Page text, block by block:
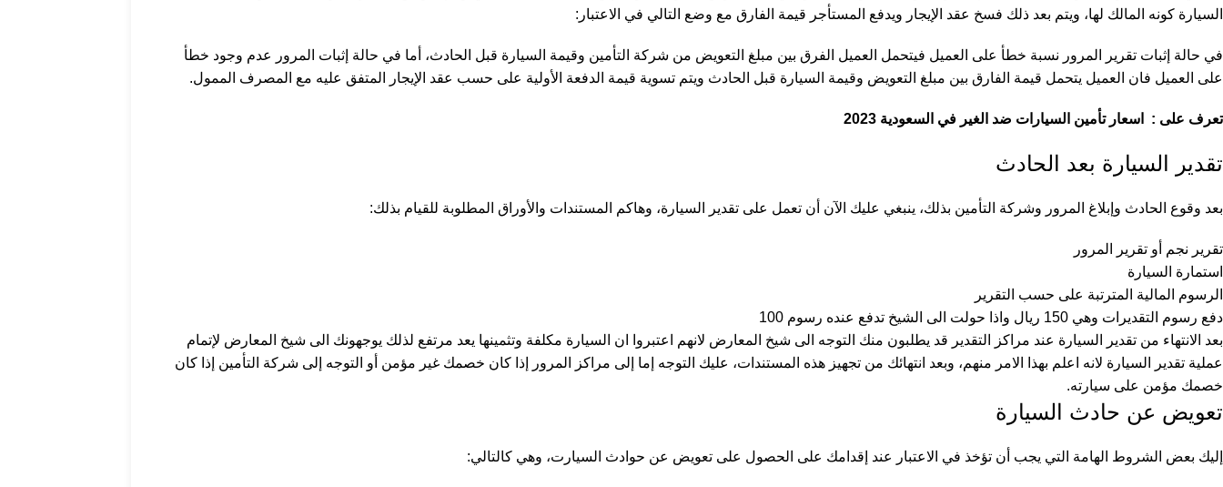
السيارة كونه المالك لها، ويتم بعد ذلك فسخ عقد الإيجار ويدفع المستأجر قيمة الفارق مع وضع التالي في الاعتبار:
في حالة إثبات تقرير المرور نسبة خطأ على العميل فيتحمل العميل الفرق بين مبلغ التعويض من شركة التأمين وقيمة السيارة قبل الحادث، أما في حالة إثبات المرور عدم وجود خطأ
على العميل فان العميل يتحمل قيمة الفارق بين مبلغ التعويض وقيمة السيارة قبل الحادث ويتم تسوية قيمة الدفعة الأولية على حسب عقد الإيجار المتفق عليه مع المصرف الممول.
تعرف على : اسعار تأمين السيارات ضد الغير في السعودية 2023
تقدير السيارة بعد الحادث
بعد وقوع الحادث وإبلاغ المرور وشركة التأمين بذلك، ينبغي عليك الآن أن تعمل على تقدير السيارة، وهاكم المستندات والأوراق المطلوبة للقيام بذلك:
تقرير نجم أو تقرير المرور
استمارة السيارة
الرسوم المالية المترتبة على حسب التقرير
دفع رسوم التقديرات وهي 150 ريال واذا حولت الى الشيخ تدفع عنده رسوم 100
بعد الانتهاء من تقدير السيارة عند مراكز التقدير قد يطلبون منك التوجه الى شيخ المعارض لانهم اعتبروا ان السيارة مكلفة وتثمينها يعد مرتفع لذلك يوجهونك الى شيخ المعارض لإتمام
عملية تقدير السيارة لانه اعلم بهذا الامر منهم، وبعد انتهائك من تجهيز هذه المستندات، عليك التوجه إما إلى مراكز المرور إذا كان خصمك غير مؤمن أو التوجه إلى شركة التأمين إذا كان
خصمك مؤمن على سيارته.
تعويض عن حادث السيارة
إليك بعض الشروط الهامة التي يجب أن تؤخذ في الاعتبار عند إقدامك على الحصول على تعويض عن حوادث السيارت، وهي كالتالي: